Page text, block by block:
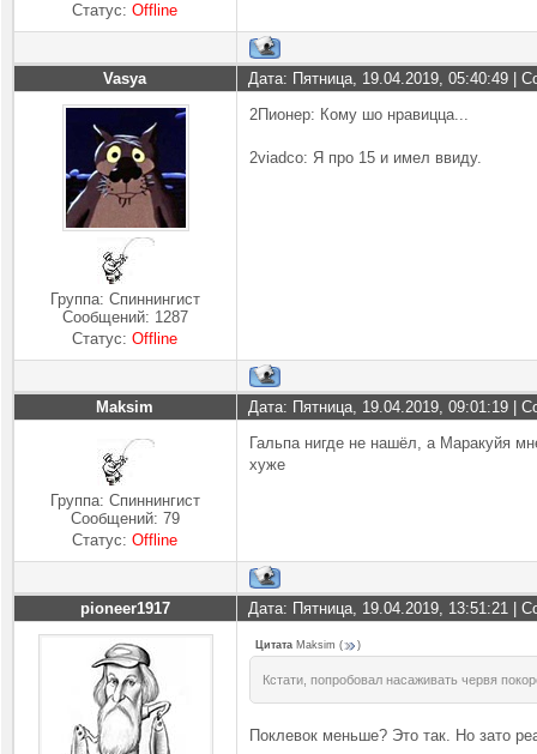
Статус:Offline
Vasya Дата: Пятница, 19.04.2019, 05:40:49 |
Группа: Спиннингист
Сообщений: 1287
Статус:Offline
2Пионер: Кому шо нравицца...
2viadco: Я про 15 и имел ввиду.
Maksim Дата: Пятница, 19.04.2019, 09:01:19 |
Группа: Спиннингист
Сообщений: 79
Статус:Offline
Гальпа нигде не нашёл, а Маракуйя
хуже
pioneer1917 Дата: Пятница, 19.04.2019, 13:51:21 |
Цитата Maksim ( )
Кстати, попробовал насаживать червя
Поклевок меньше? Это так. Но зато